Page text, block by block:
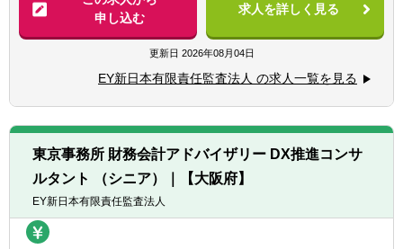
・単体売上2兆円以上、グローバル連結売上
10兆円の舵取り役として、日立グループ約
600社の財務戦略を企画立案します。
・会計という分析軸を通じて事業を把握し、
・伝統的に財務部門の裁量や権限があり、
CFOとの距離も近く、グローバルな経営に最
も近いところで、数値発信や英語も交えた議
論を通じて貢献していきます。
・日立の経理財務部門の育成方針はマルチキ
の経営企画部門、リスク管理部門での経験。
かつ財務会計にも高い関心がある方
■上記経験に当てはまらなくとも、JICPA又は
USCPA試験合格者
■日本語 ネイティブレベル
■英語（TOEC650点以上）推奨 ※
※英語力は必須ではありませんが、入社後
伸ばしていただくと活躍の場が広がります。
ロジェクトに対して、包括的な支援を行って
います。加えて、従来の経理財務領域にとど
まらず、企業価値向上に貢献するCFO及び関
連部門のケイパビリティの高度化まで幅広く
支援しています。
【具体的に】
■財務会計プロセス等の高度化支援
・IFRS（国際会計基準）導入、新会計基準対
応、財務報告プロセスの高度化・変革（ERP
導入・デジタル活用による各種施策）の支援
等のサービスを提供
申し込む
求人を詳しく見る
更新日 2026年08月04日
EY新日本有限責任監査法人 の求人一覧を見る
東京事務所 財務会計アドバイザリー DX推進コンサ
ルタント （シニア）｜【大阪府】
EY新日本有限責任監査法人